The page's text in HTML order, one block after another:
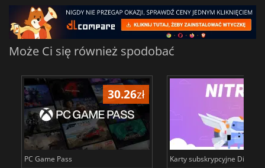
Może Ci się również spodobać
30.26zł
PC Game Pass Karty subskrypcyjne